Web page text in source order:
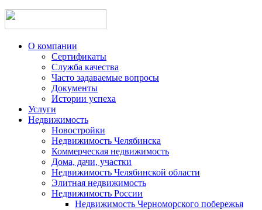
О компании
Сертификаты
Служба качества
Часто задаваемые вопросы
Документы
Истории успеха
Услуги
Недвижимость
Новостройки
Недвижимость Челябинска
Коммерческая недвижимость
Дома, дачи, участки
Недвижимость Челябинской области
Элитная недвижимость
Недвижимость России
Недвижимость Черноморского побережья